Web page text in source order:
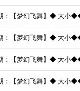
：【梦幻飞舞】◆ 大小
：【梦幻飞舞】◆ 大小
：【梦幻飞舞】◆ 大小
：【梦幻飞舞】◆ 大小